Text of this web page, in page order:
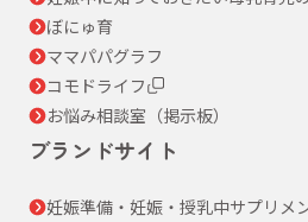
ぼにゅ育
ママパパグラフ
コモドライフ
お悩み相談室（掲示板）
ブランドサイト
妊娠準備・妊娠・授乳中サプリメ